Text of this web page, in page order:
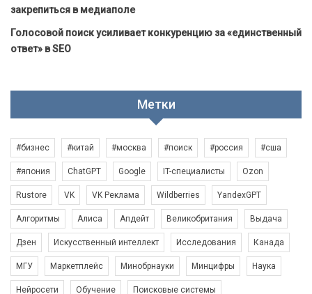
закрепиться в медиаполе
Голосовой поиск усиливает конкуренцию за «единственный
ответ» в SEO
Метки
#бизнес #китай #москва #поиск #россия #сша
#япония ChatGPT Google IT-специалисты Ozon
Rustore VK VK Реклама Wildberries YandexGPT
Алгоритмы Алиса Апдейт Великобритания Выдача
Дзен Искусственный интеллект Исследования Канада
МГУ Маркетплейс Минобрнауки Минцифры Наука
Нейросети Обучение Поисковые системы